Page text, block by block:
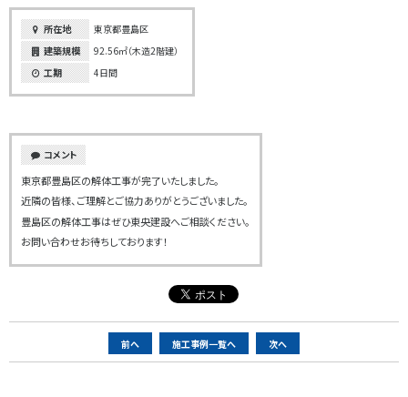
所在地
東京都豊島区
建築規模
92.56㎡（木造2階建）
工期
4日間
コメント
東京都豊島区の解体工事が完了いたしました。
近隣の皆様、ご理解とご協力ありがとうございました。
豊島区の解体工事はぜひ東央建設へご相談ください。
お問い合わせお待ちしております！
ー
前へ 施工事例一覧へ 次へ